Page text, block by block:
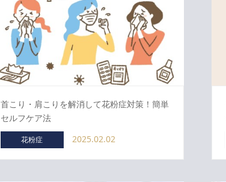
首こり・肩こりを解消して花粉症対策！簡単
セルフケア法
花粉症 2025.02.02